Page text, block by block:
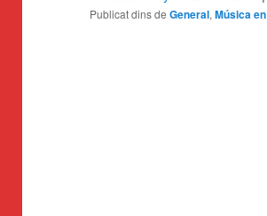
Publicat dins de General, Música